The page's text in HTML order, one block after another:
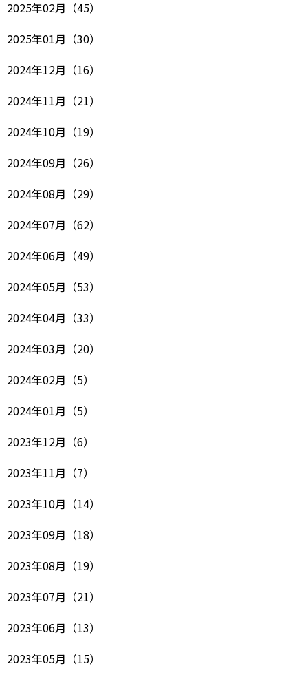
2025年02月 （45）
2025年01月 （30）
2024年12月 （16）
2024年11月 （21）
2024年10月 （19）
2024年09月 （26）
2024年08月 （29）
2024年07月 （62）
2024年06月 （49）
2024年05月 （53）
2024年04月 （33）
2024年03月 （20）
2024年02月 （5）
2024年01月 （5）
2023年12月 （6）
2023年11月 （7）
2023年10月 （14）
2023年09月 （18）
2023年08月 （19）
2023年07月 （21）
2023年06月 （13）
2023年05月 （15）